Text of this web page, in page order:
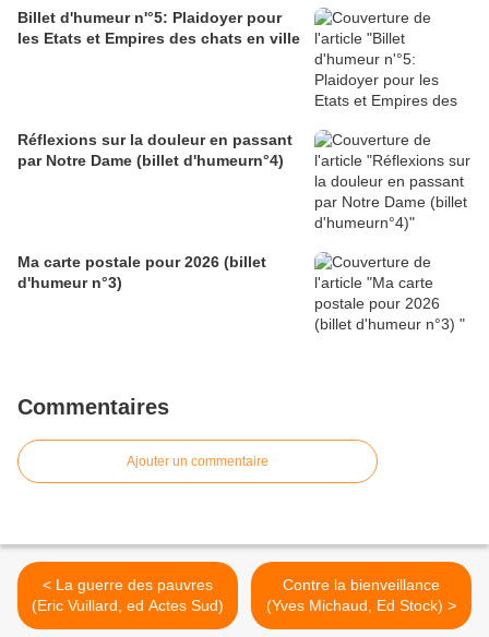
Billet d'humeur n'°5: Plaidoyer pour
les Etats et Empires des chats en ville
Réflexions sur la douleur en passant
par Notre Dame (billet d'humeurn°4)
Ma carte postale pour 2026 (billet
d'humeur n°3)
Commentaires
Ajouter un commentaire
< La guerre des pauvres
(Eric Vuillard, ed Actes Sud)
Contre la bienveillance
(Yves Michaud, Ed Stock) >